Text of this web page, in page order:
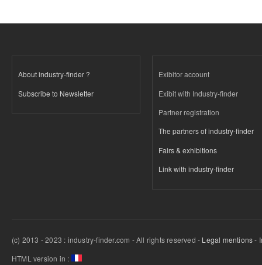
About industry-finder ?
Subscribe to Newsletter
Exibitor account
Exibit with Industry-finder
Partner registration
The partners of industry-finder
Fairs & exhibitions
Link with industry-finder
(c) 2013 - 2023 : industry-finder.com - All rights reserved - Legal mentions-
HTML version in :